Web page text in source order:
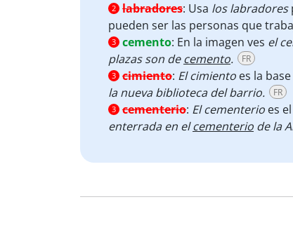
2 labradores: Usa los labradores
pueden ser las personas que
3 cemento: En la imagen ves el
plazas son decemento. FR
3 cimiento: El cimiento es la
la nueva biblioteca del barrio.
FR
3 cementerio: El cementerio es
enterrada en elcementerio de la